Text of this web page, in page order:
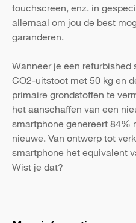
touchscreen, enz. in
allemaal om jou de best
garanderen.
Wanneer je een refurbished
CO2-uitstoot met 50 kg en
primaire grondstoffen te
het aanschaffen van een
smartphone genereert 84%
nieuwe. Van ontwerp tot
smartphone het equivalent
Wist je dat?